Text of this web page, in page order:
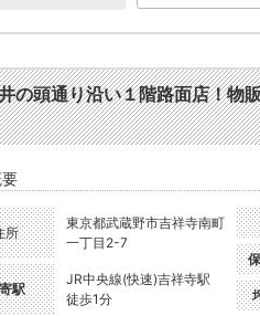
の頭通り沿い１階路面店！物
所
東京都武蔵野市吉祥寺南町
一丁目2-7
駅
JR中央線(快速)吉祥寺駅
徒歩1分